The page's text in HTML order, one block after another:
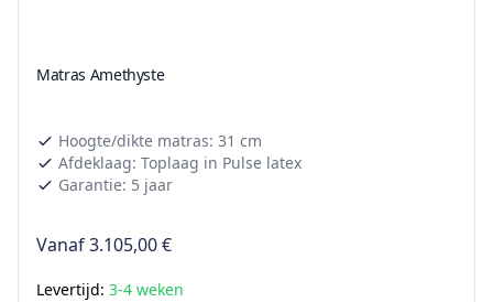
Matras Amethyste
Hoogte/dikte matras: 31 cm
Afdeklaag: Toplaag in Pulse latex
Garantie: 5 jaar
Vanaf3.105,00 €
Levertijd: 3-4 weken